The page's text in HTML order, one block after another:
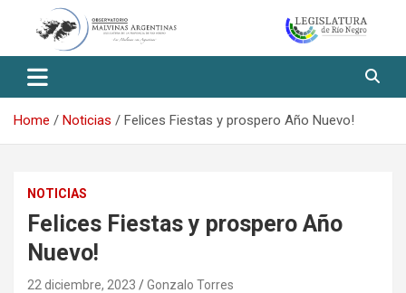
Observatorio Malvinas – Río
Negro
Home Noticias Felices Fiestas y prospero Año Nuevo!
NOTICIAS
Felices Fiestas y prospero Año
Nuevo!
22 diciembre, 2023 Gonzalo Torres